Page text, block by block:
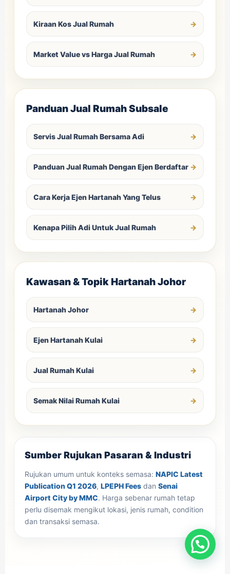
Kiraan Kos Jual Rumah
Market Value vs Harga Jual Rumah
Panduan Jual Rumah Subsale
Servis Jual Rumah Bersama Adi
Panduan Jual Rumah Dengan Ejen Berdaftar
Cara Kerja Ejen Hartanah Yang Telus
Kenapa Pilih Adi Untuk Jual Rumah
Kawasan & Topik Hartanah Johor
Hartanah Johor
Ejen Hartanah Kulai
Jual Rumah Kulai
Semak Nilai Rumah Kulai
Sumber Rujukan Pasaran & Industri
Rujukan umum untuk konteks semasa:NAPIC Latest
Publication Q1 2026,LPEPH Fees danSenai
Airport City by MMC. Harga sebenar rumah tetap
perlu disemak mengikut lokasi, jenis rumah, condition
dan transaksi semasa.